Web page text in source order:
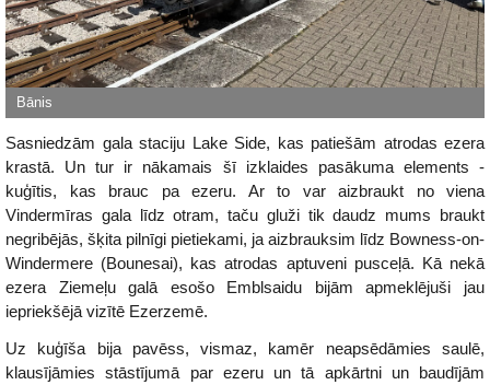
Sasniedzām gala staciju Lake Side, kas patiešām atrodas ezera
krastā. Un tur ir nākamais šī izklaides pasākuma elements -
kuģītis, kas brauc pa ezeru. Ar to var aizbraukt no viena
Vindermīras gala līdz otram, taču gluži tik daudz mums braukt
negribējās, šķita pilnīgi pietiekami, ja aizbrauksim līdz Bowness-on-
Windermere (Bounesai), kas atrodas aptuveni pusceļā. Kā nekā
ezera Ziemeļu galā esošo Emblsaidu bijām apmeklējuši jau
iepriekšējā vizītē Ezerzemē.
Uz kuģīša bija pavēss, vismaz, kamēr neapsēdāmies saulē,
klausījāmies stāstījumā par ezeru un tā apkārtni un baudījām